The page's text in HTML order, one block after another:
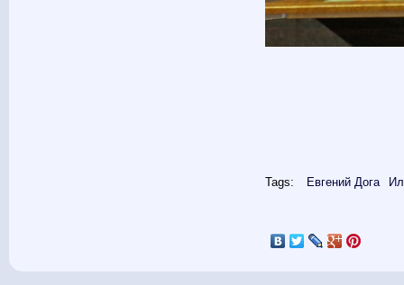
Tags: Евгений Дога